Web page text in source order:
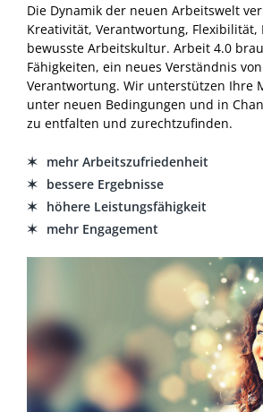
Die Dynamik der neuen Arbeitswelt
Kreativität, Verantwortung,
bewusste Arbeitskultur. Arbeit 4.0
Fähigkeiten, ein neues Verständnis
Verantwortung. Wir unterstützen Ihre
unter neuen Bedingungen und in
zu entfalten und zurechtzufinden.
mehr Arbeitszufriedenheit
bessere Ergebnisse
höhere Leistungsfähigkeit
mehr Engagement